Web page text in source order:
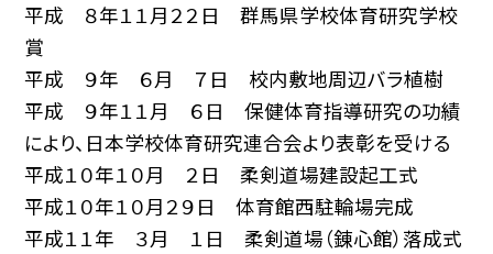
平成 ８年１１月２２日 群馬県学校体育研究学校
賞
平成 ９年 ６月 ７日 校内敷地周辺バラ植樹
平成 ９年１１月 ６日 保健体育指導研究の功績
により、日本学校体育研究連合会より表彰を受ける
平成１０年１０月 ２日 柔剣道場建設起工式
平成１０年１０月２９日 体育館西駐輪場完成
平成１１年 ３月 １日 柔剣道場（錬心館）落成式